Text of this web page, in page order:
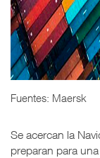
Fuentes: Maersk
Se acercan la
preparan para